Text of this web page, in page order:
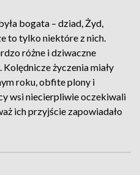
bogata – dziad, Żyd,
to tylko niektóre z nich.
różne i dziwaczne
życzenia miały
roku, obfite plony i
wsi niecierpliwie oczekiwali
ich przyjście zapowiadało